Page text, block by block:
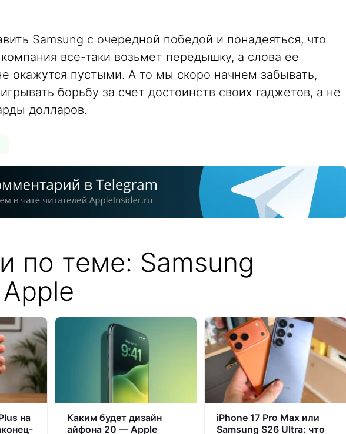
Samsung с очередной победой и понадеяться, что
все-таки возьмет передышку, а слова ее
окажутся пустыми. А то мы скоро начнем забывать,
борьбу за счет достоинств своих гаджетов, а не
долларов.
по теме: Samsung
на
Каким будет дизайн
айфона 20 — Apple
iPhone 17 Pro Max или
Samsung S26 Ultra: что